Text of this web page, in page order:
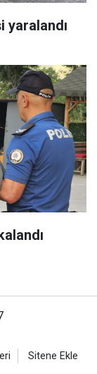
yaralandı
Sitene Ekle